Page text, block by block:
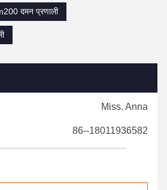
दमन प्रणाली
Miss. Anna
86--18011936582